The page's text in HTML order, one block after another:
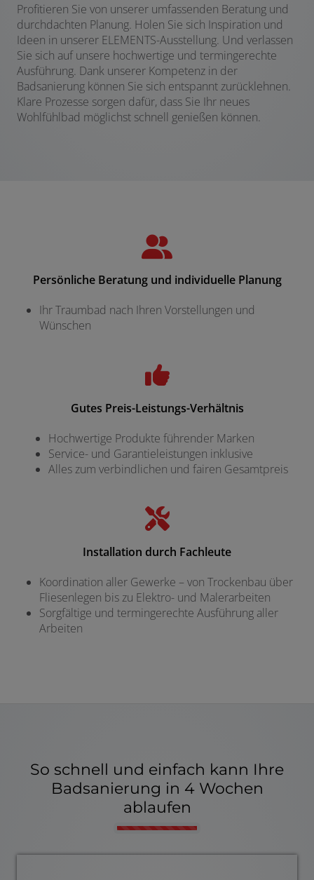
Profitieren Sie von unserer umfassenden Beratung und
durchdachten Planung. Holen Sie sich Inspiration und
Ideen in unserer ELEMENTS-Ausstellung. Und verlassen
Sie sich auf unsere hochwertige und termingerechte
Ausführung. Dank unserer Kompetenz in der
Badsanierung können Sie sich entspannt zurücklehnen.
Klare Prozesse sorgen dafür, dass Sie Ihr neues
Wohlfühlbad möglichst schnell genießen können.
Persönliche Beratung und individuelle Planung
Ihr Traumbad nach Ihren Vorstellungen und
Wünschen
Gutes Preis-Leistungs-Verhältnis
Hochwertige Produkte führender Marken
Service- und Garantieleistungen inklusive
Alles zum verbindlichen und fairen Gesamtpreis
Installation durch Fachleute
Koordination aller Gewerke – von Trockenbau über
Fliesenlegen bis zu Elektro- und Malerarbeiten
Sorgfältige und termingerechte Ausführung aller
Arbeiten
So schnell und einfach kann Ihre
Badsanierung in 4 Wochen
ablaufen